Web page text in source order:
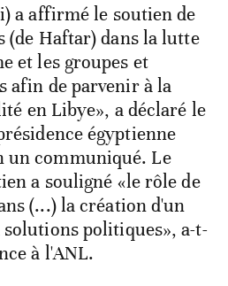
a affirmé le soutien de
(de Haftar) dans la lutte
et les groupes et
afin de parvenir à la
en Libye», a déclaré le
égyptienne
un communiqué. Le
a souligné «le rôle de
(...) la création d'un
politiques», a-t-
à l'ANL.